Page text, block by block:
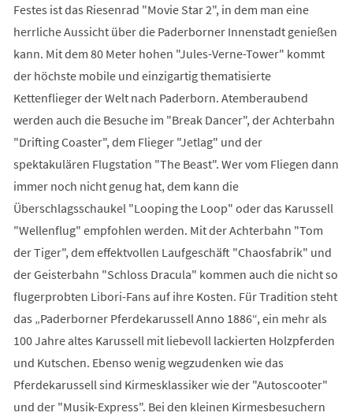
Festes ist das Riesenrad "Movie Star 2", in dem man eine
herrliche Aussicht über die Paderborner Innenstadt genießen
kann. Mit dem 80 Meter hohen "Jules-Verne-Tower" kommt
der höchste mobile und einzigartig thematisierte
Kettenflieger der Welt nach Paderborn. Atemberaubend
werden auch die Besuche im "Break Dancer", der Achterbahn
"Drifting Coaster", dem Flieger "Jetlag" und der
spektakulären Flugstation "The Beast". Wer vom Fliegen dann
immer noch nicht genug hat, dem kann die
Überschlagsschaukel "Looping the Loop" oder das Karussell
"Wellenflug" empfohlen werden. Mit der Achterbahn "Tom
der Tiger", dem effektvollen Laufgeschäft "Chaosfabrik" und
der Geisterbahn "Schloss Dracula" kommen auch die nicht so
flugerprobten Libori-Fans auf ihre Kosten. Für Tradition steht
das „Paderborner Pferdekarussell Anno 1886“, ein mehr als
100 Jahre altes Karussell mit liebevoll lackierten Holzpferden
und Kutschen. Ebenso wenig wegzudenken wie das
Pferdekarussell sind Kirmesklassiker wie der "Autoscooter"
und der "Musik-Express". Bei den kleinen Kirmesbesuchern